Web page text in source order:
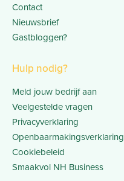
Contact
Nieuwsbrief
Gastbloggen?
Hulp nodig?
Meld jouw bedrijf aan
Veelgestelde vragen
Privacyverklaring
Openbaarmakingsverklaring
Cookiebeleid
Smaakvol NH Business